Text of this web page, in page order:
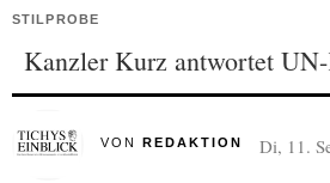
STILPROBE
Kanzler Kurz antwortet
VON REDAKTION Di, 11.